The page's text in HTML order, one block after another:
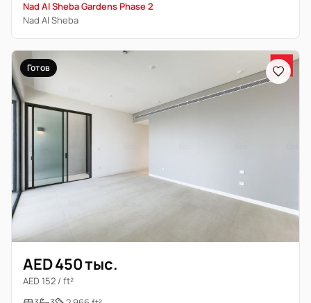
Nad Al Sheba Gardens Phase 2
Nad Al Sheba
Готов
AED 450 тыс.
AED 152 / ft²